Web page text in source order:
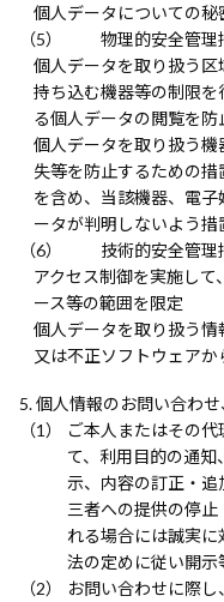
個人データについての
物理的安全管理
個人データを取り扱う
持ち込む機器等の制限
る個人データの閲覧を
個人データを取り扱う
失等を防止するための
を含め、当該機器、電
ータが判明しないよう措
技術的安全管理
アクセス制御を実施し
ース等の範囲を限定
個人データを取り扱う
又は不正ソフトウェア
個人情報のお問い合わ
ご本人またはその
て、利用目的の通
示、内容の訂正・
三者への提供の停
れる場合には誠実
法の定めに従い開示
お問い合わせに際